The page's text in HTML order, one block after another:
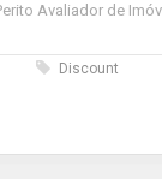
Avaliador de
Discount